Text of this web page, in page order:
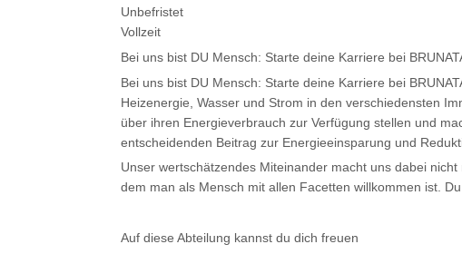
Unbefristet
Vollzeit
Bei uns bist DU Mensch: Starte deine Karriere bei
Bei uns bist DU Mensch: Starte deine Karriere bei
Heizenergie, Wasser und Strom in den verschiedensten
über ihren Energieverbrauch zur Verfügung stellen und
entscheidenden Beitrag zur Energieeinsparung und
Unser wertschätzendes Miteinander macht uns dabei
dem man als Mensch mit allen Facetten willkommen ist.
Auf diese Abteilung kannst du dich freuen